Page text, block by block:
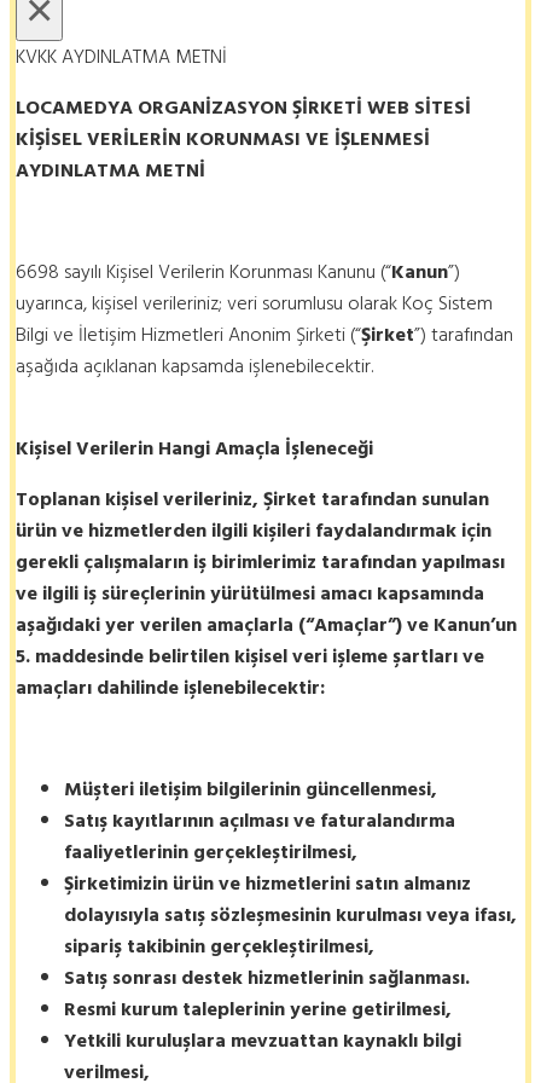
KVKK AYDINLATMA METNİ
LOCAMEDYA ORGANİZASYON ŞİRKETİWEB SİTESİ
KİŞİSEL VERİLERİN KORUNMASI VE İŞLENMESİ
AYDINLATMA METNİ
6698 sayılı Kişisel Verilerin Korunması Kanunu (“Kanun”)
uyarınca, kişisel verileriniz; veri sorumlusu olarak Koç Sistem
Bilgi ve İletişim Hizmetleri Anonim Şirketi (“Şirket”) tarafından
aşağıda açıklanan kapsamda işlenebilecektir.
Kişisel Verilerin Hangi Amaçla İşleneceği
Toplanan kişisel verileriniz, Şirket tarafından sunulan
ürün ve hizmetlerden ilgili kişileri faydalandırmak için
gerekli çalışmaların iş birimlerimiz tarafından yapılması
ve ilgili iş süreçlerinin yürütülmesi amacı kapsamında
aşağıdaki yer verilen amaçlarla (“Amaçlar”) ve Kanun’un
5. maddesinde belirtilen kişisel veri işleme şartları ve
amaçları dahilinde işlenebilecektir:
Müşteri iletişim bilgilerinin güncellenmesi,
Satış kayıtlarının açılması ve faturalandırma
faaliyetlerinin gerçekleştirilmesi,
Şirketimizin ürün ve hizmetlerini satın almanız
dolayısıyla satış sözleşmesinin kurulması veya ifası,
sipariş takibinin gerçekleştirilmesi,
Satış sonrası destek hizmetlerinin sağlanması.
Resmi kurum taleplerinin yerine getirilmesi,
Yetkili kuruluşlara mevzuattan kaynaklı bilgi
verilmesi,